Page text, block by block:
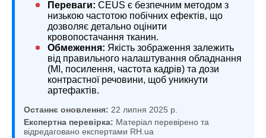
Переваги: CEUS є безпечним методом з
низькою частотою побічних ефектів, що
дозволяє детально оцінити
кровопостачання тканин.
Обмеження: Якість зображення залежить
від правильного налаштування обладнання
(МІ, посилення, частота кадрів) та дози
контрастної речовини, щоб уникнути
артефактів.
Останнє оновлення: 22 липня 2025 р.
Експертна перевірка: Матеріал перевірено та
відредаговано експертами RH.ua